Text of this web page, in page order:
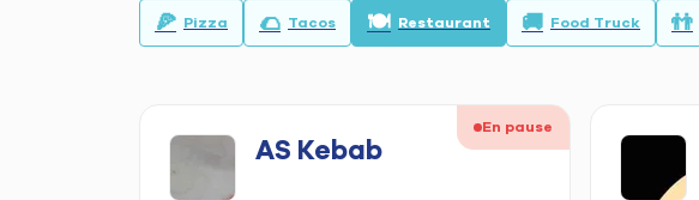
🍕 Pizza 🌮 Tacos 🍽️ Restaurant 🚚 Food Truck 👬
En pause
AS Kebab